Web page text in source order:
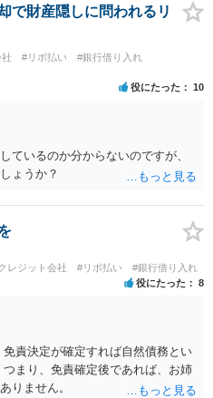
、私からのアドバイスは一旦これ
で財産隠しに問われるリ
#リボ払い
#銀行借り入れ
役にたった 10
ているのか分からないのですが、
ょうか？
レジット会社 #リボ払い #銀行借り入れ
役にたった 8
責決定が確定すれば自然債務とい
まり、免責確定後であれば、お姉
りません。